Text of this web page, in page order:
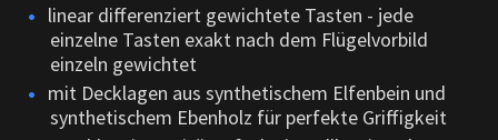
linear differenziert gewichtete Tasten - jede
einzelne Tasten exakt nach dem Flügelvorbild
einzeln gewichtet
mit Decklagen aus synthetischem Elfenbein und
synthetischem Ebenholz für perfekte Griffigkeit